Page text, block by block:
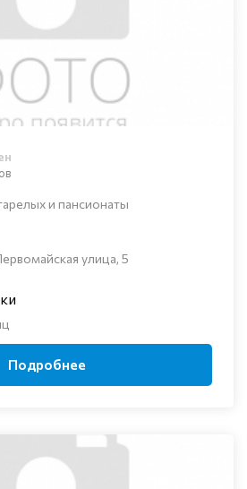
и пансионаты
улица, 5
Подробнее